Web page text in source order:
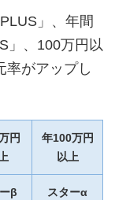
」、年間
」、100万円以
率がアップし
円
年100万円
以上
β
スターα